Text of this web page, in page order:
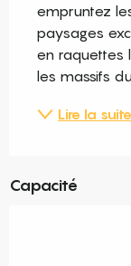
empruntez
paysages
en raquettes
les massifs
Lire la suite
Capacité